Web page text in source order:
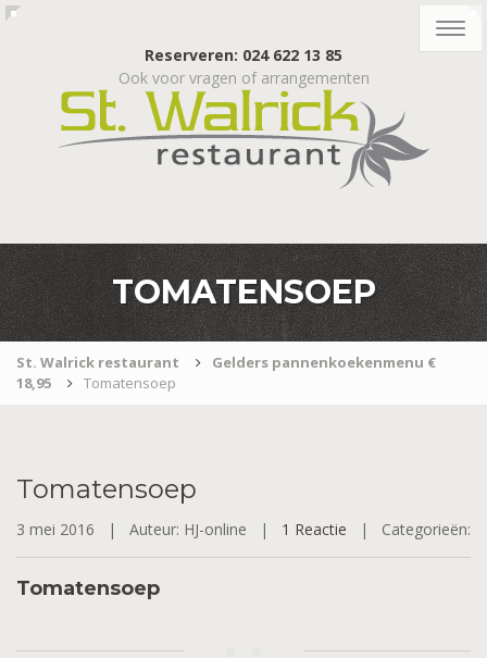
Reserveren: 024 622 13 85
Ook voor vragen of arrangementen
TOMATENSOEP
St. Walrick restaurant
Gelders pannenkoekenmenu €
18,95
Tomatensoep
Tomatensoep
3 mei 2016 | Auteur: HJ-online | 1 Reactie | Categorieën:
Tomatensoep